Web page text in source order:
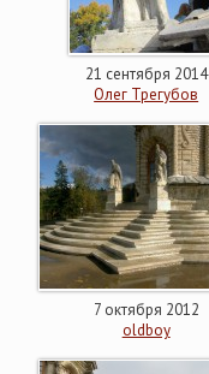
21 сентября 2014
Олег Трегубов
7 октября 2012
oldboy